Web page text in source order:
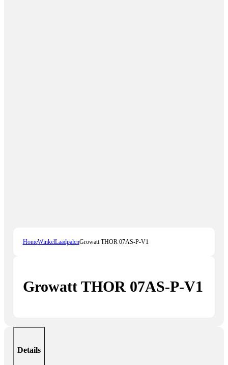
HomeWinkelLaadpalenGrowatt THOR 07AS-P-V1
Growatt THOR 07AS-P-V1
Details